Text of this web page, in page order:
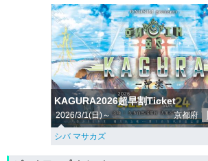
KAGURA2026超早割Ticket
2026/3/1(日)～ 京都府
シバ マサカズ